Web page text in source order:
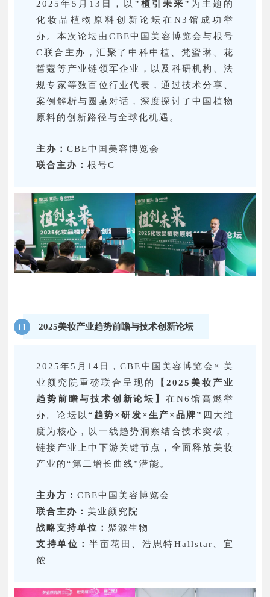
2025年5月13日，以 "植引未来" 为主题的
化妆品植物原料创新论坛在N3馆成功举
办。本次论坛由CBE中国美容博览会与根号
C联合主办，汇聚了中科中植、梵蜜琳、花
皙蔻等产业链领军企业，以及科研机构、法
规专家等数百位行业代表，通过技术分享、
案例解析与圆桌对话，深度探讨了中国植物
原料的创新路径与全球化机遇。
主办：CBE中国美容博览会
联合主办：根号C
11 2025美妆产业趋势前瞻与技术创新论坛
2025年5月14日，CBE中国美容博览会× 美
业颜究院重磅联合呈现的
【2025美妆产业
趋势前瞻与技术创新论坛】在N6馆高燃举
办。论坛以“趋势×研发×生产×品牌” 四大维
度为核心，以一线趋势洞察结合技术突破，
链接产业上中下游关键节点，全面释放美妆
产业的“第二增长曲线”潜能。
主办方：CBE中国美容博览会
联合主办： 美业颜究院
战略支持单位：聚源生物
支持单位：半亩花田、浩思特Hallstar、宜
侬